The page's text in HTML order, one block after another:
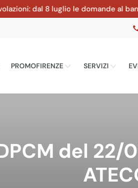
dal 8 luglio le domande al bando
PROMOFIRENZE SERVIZI
del